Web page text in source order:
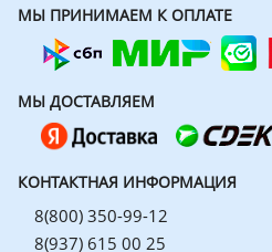
МЫ ПРИНИМАЕМ К ОПЛАТЕ
МЫ ДОСТАВЛЯЕМ
КОНТАКТНАЯ ИНФОРМАЦИЯ
8(800) 350-99-12
8(937) 615 00 25